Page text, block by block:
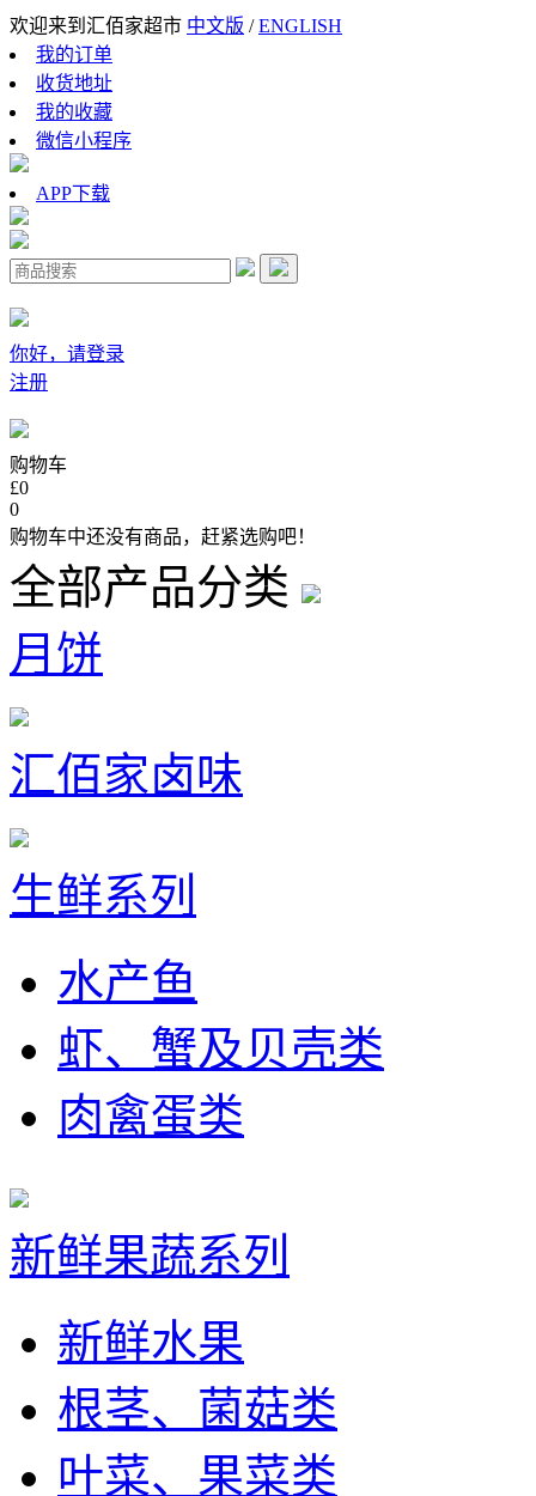
欢迎来到汇佰家超市 中文版 /ENGLISH
我的订单
收货地址
我的收藏
微信小程序
APP下载
你好，请登录
注册
购物车
£0
0
购物车中还没有商品，赶紧选购吧！
全部产品分类
月饼
汇佰家卤味
生鲜系列
水产鱼
虾、蟹及贝壳类
肉禽蛋类
新鲜果蔬系列
新鲜水果
根茎、菌菇类
叶菜、果菜类